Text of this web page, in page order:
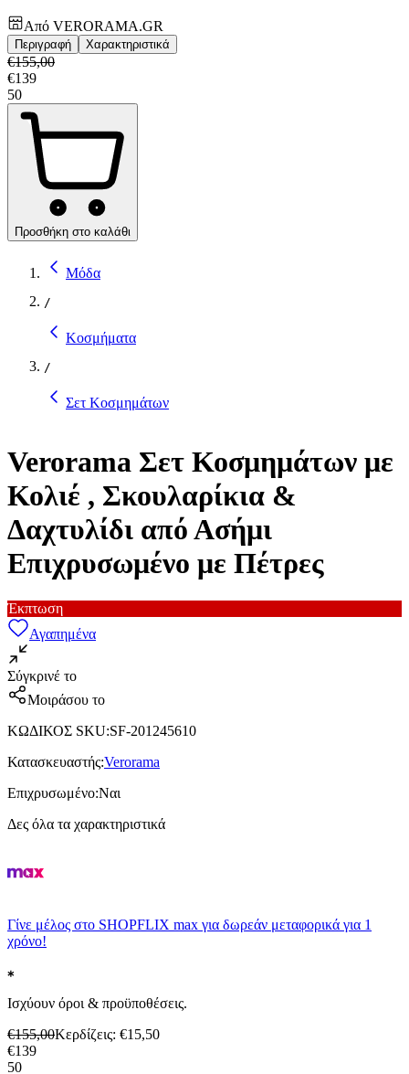
Από VERORAMA.GR
Περιγραφή Χαρακτηριστικά
€155,00
€139
50
Προσθήκη στο καλάθι
Μόδα
/
Κοσμήματα
/
Σετ Κοσμημάτων
Verorama Σετ Κοσμημάτων με
Κολιέ , Σκουλαρίκια &
Δαχτυλίδι από Ασήμι
Επιχρυσωμένο με Πέτρες
Έκπτωση
Αγαπημένα
Σύγκρινέ το
Μοιράσου το
ΚΩΔΙΚΟΣ SKU:SF-201245610
Κατασκευαστής:Verorama
Επιχρυσωμένο:Ναι
Δες όλα τα χαρακτηριστικά
Γίνε μέλος στο SHOPFLIX max για δωρεάν μεταφορικά για 1
χρόνο!
Ισχύουν όροι & προϋποθέσεις.
€155,00Κερδίζεις: €15,50
€139
50